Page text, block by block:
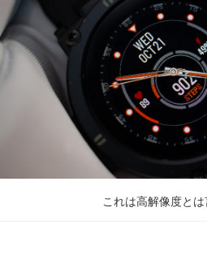
これは高解像度とは